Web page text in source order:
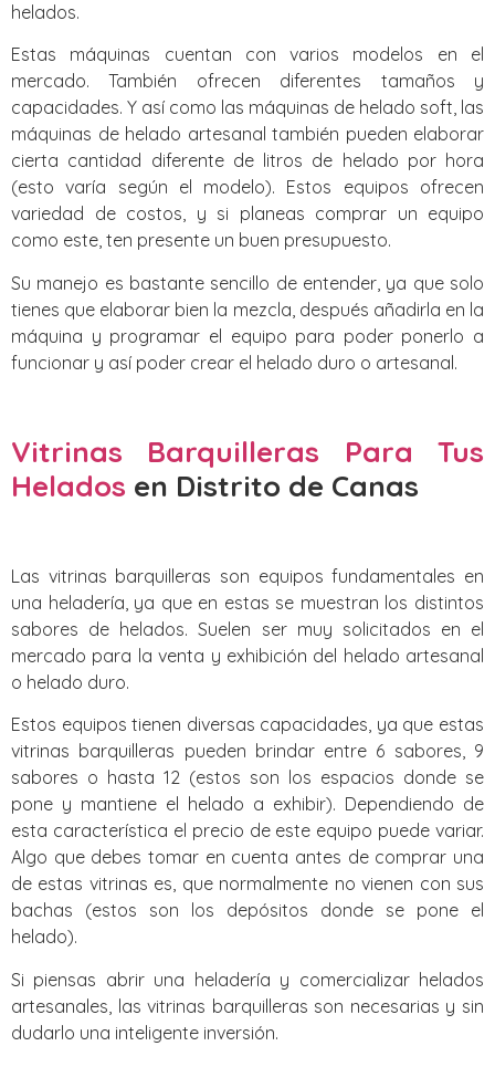
helados.
Estas máquinas cuentan con varios modelos en el
mercado. También ofrecen diferentes tamaños y
capacidades. Y así como las máquinas de helado soft, las
máquinas de helado artesanal también pueden elaborar
cierta cantidad diferente de litros de helado por hora
(esto varía según el modelo). Estos equipos ofrecen
variedad de costos, y si planeas comprar un equipo
como este, ten presente un buen presupuesto.
Su manejo es bastante sencillo de entender, ya que solo
tienes que elaborar bien la mezcla, después añadirla en la
máquina y programar el equipo para poder ponerlo a
funcionar y así poder crear el helado duro o artesanal.
Vitrinas Barquilleras Para Tus
Helados en Distrito de Canas‎
Las vitrinas barquilleras son equipos fundamentales en
una heladería, ya que en estas se muestran los distintos
sabores de helados. Suelen ser muy solicitados en el
mercado para la venta y exhibición del helado artesanal
o helado duro.
Estos equipos tienen diversas capacidades, ya que estas
vitrinas barquilleras pueden brindar entre 6 sabores, 9
sabores o hasta 12 (estos son los espacios donde se
pone y mantiene el helado a exhibir). Dependiendo de
esta característica el precio de este equipo puede variar.
Algo que debes tomar en cuenta antes de comprar una
de estas vitrinas es, que normalmente no vienen con sus
bachas (estos son los depósitos donde se pone el
helado).
Si piensas abrir una heladería y comercializar helados
artesanales, las vitrinas barquilleras son necesarias y sin
dudarlo una inteligente inversión.